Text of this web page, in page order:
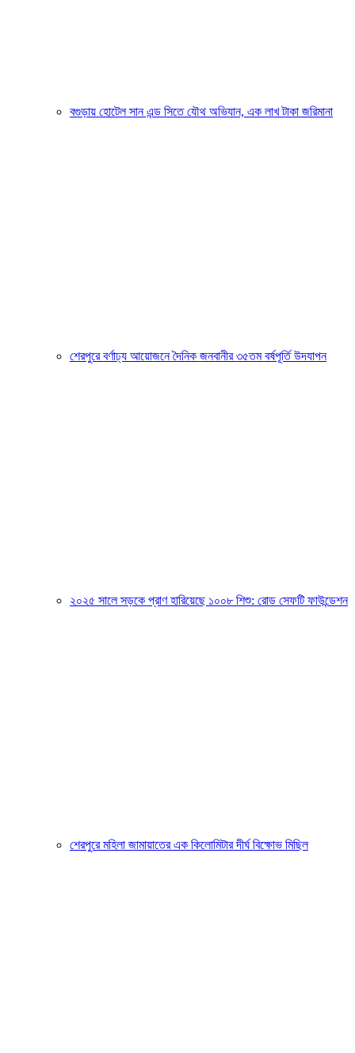
বগুড়ায় হোটেল সান এন্ড সিতে যৌথ অভিযান, এক লাখ টাকা জরিমানা
শেরপুরে বর্ণাঢ্য আয়োজনে দৈনিক জনবানীর ৩৫তম বর্ষপূর্তি উদযাপন
২০২৫ সালে সড়কে প্রাণ হারিয়েছে ১০০৮ শিশু: রোড সেফটি ফাউন্ডেশন
শেরপুরে মহিলা জামায়াতের এক কিলোমিটার দীর্ঘ বিক্ষোভ মিছিল